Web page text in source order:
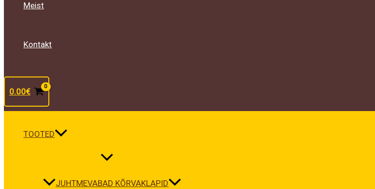
Meist
Kontakt
0.00€
TOOTED
JUHTMEVABAD KÕRVAKLAPID